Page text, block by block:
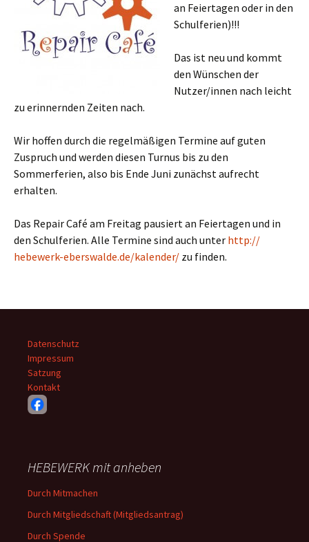
an Feiertagen oder in den
Schulferien)!!!
Das ist neu und kommt
den Wünschen der
Nutzer/innen nach leicht
zu erinnernden Zeiten nach.
Wir hoffen durch die regelmäßigen Termine auf guten
Zuspruch und werden diesen Turnus bis zu den
Sommerferien, also bis Ende Juni zunächst aufrecht
erhalten.
Das Repair Café am Freitag pausiert an Feiertagen und in
den Schulferien. Alle Termine sind auch unter http://
hebewerk-eberswalde.de/kalender/ zu finden.
Datenschutz
Impressum
Satzung
Kontakt
HEBEWERK mit anheben
Durch Mitmachen
Durch Mitgliedschaft (Mitgliedsantrag)
Durch Spende